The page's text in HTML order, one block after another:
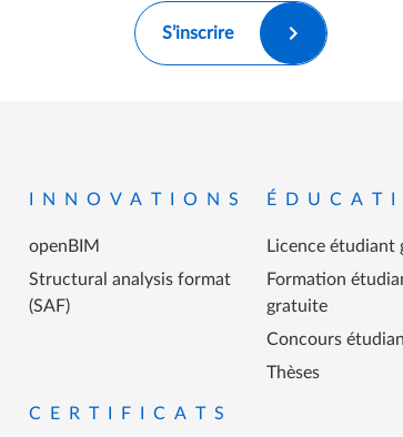
S’inscrire
Menu Pied de page
INNOVATIONS
openBIM
Structural analysis format
(SAF)
Licence étudiant
Formation
gratuite
Concours
Thèses
CERTIFICATS